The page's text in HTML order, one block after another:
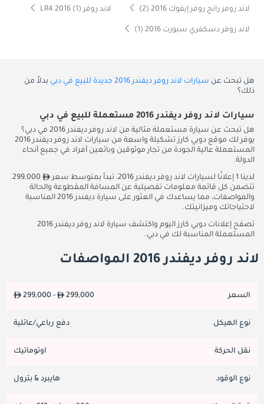
لاند روفر رانج روفر إيفوك 2016 (2) لاند روفر LR4 2016 (1)
لاند روفر دسكفري سبورت 2016 (1)
هل تبحث عن سيارات لاند روفر ديفندر 2016 جديدة للبيع في دبي
بدلاً من
ذلك؟
سيارات لاند روفر ديفندر 2016 مستعملة للبيع في دبي
هل تبحث عن سيارة مستعملة مثالية من لاند روفر ديفندر 2016 في دبي؟
يوفر لك موقع دوبي كارز تشكيلة واسعة من سيارات لاند روفر ديفندر 2016
المستعملة عالية الجودة من تجار موثوقين وبائعين أفراد في جميع أنحاء
الدولة.
لدينا 1 إعلانًا لسيارات لاند روفر ديفندر 2016، تبدأ بمتوسط سعر
299,000.
تتضمن كل قائمة معلومات تفصيلية عن المسافة المقطوعة والحالة
والمواصفات، مما يساعدك في العثور على سيارة ديفندر 2016 المناسبة
لاحتياجاتك وميزانيتك.
تصفح إعلانات دوبي كارز اليوم واكتشف سيارة لاند روفر ديفندر 2016
المستعملة المناسبة لك في دبي.
لاند روفر ديفندر 2016 المواصفات
السعر 299,000 - 299,000
نوع الهيكل دفع رباعي/عائلية
نقل الحركة اوتوماتيك
نوع الوقود هايبرد & بترول